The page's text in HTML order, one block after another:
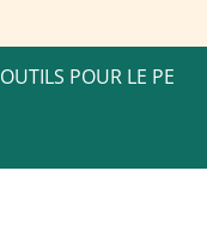
OUTILS POUR LE PE